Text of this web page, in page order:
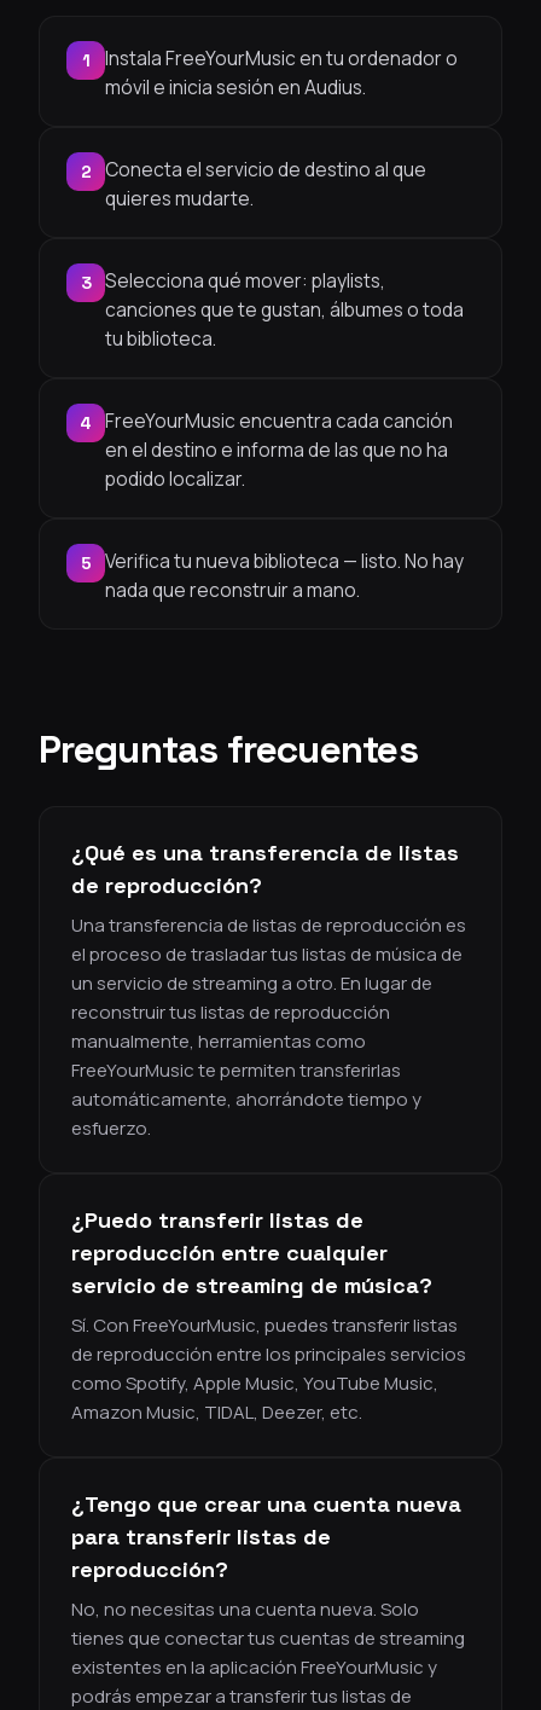
1
Instala FreeYourMusic en tu ordenador o
móvil e inicia sesión en Audius.
2
Conecta el servicio de destino al que
quieres mudarte.
3
Selecciona qué mover: playlists,
canciones que te gustan, álbumes o toda
tu biblioteca.
4
FreeYourMusic encuentra cada canción
en el destino e informa de las que no ha
podido localizar.
5
Verifica tu nueva biblioteca — listo. No hay
nada que reconstruir a mano.
Preguntas frecuentes
¿Qué es una transferencia de listas
de reproducción?
Una transferencia de listas de reproducción es
el proceso de trasladar tus listas de música de
un servicio de streaming a otro. En lugar de
reconstruir tus listas de reproducción
manualmente, herramientas como
FreeYourMusic te permiten transferirlas
automáticamente, ahorrándote tiempo y
esfuerzo.
¿Puedo transferir listas de
reproducción entre cualquier
servicio de streaming de música?
Sí. Con FreeYourMusic, puedes transferir listas
de reproducción entre los principales servicios
como Spotify, Apple Music, YouTube Music,
Amazon Music, TIDAL, Deezer, etc.
¿Tengo que crear una cuenta nueva
para transferir listas de
reproducción?
No, no necesitas una cuenta nueva. Solo
tienes que conectar tus cuentas de streaming
existentes en la aplicación FreeYourMusic y
podrás empezar a transferir tus listas de